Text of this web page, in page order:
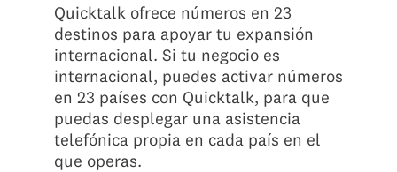
Quicktalk ofrece números en 23
destinos para apoyar tu expansión
internacional. Si tu negocio es
internacional, puedes activar números
en 23 países con Quicktalk, para que
puedas desplegar una asistencia
telefónica propia en cada país en el
que operas.